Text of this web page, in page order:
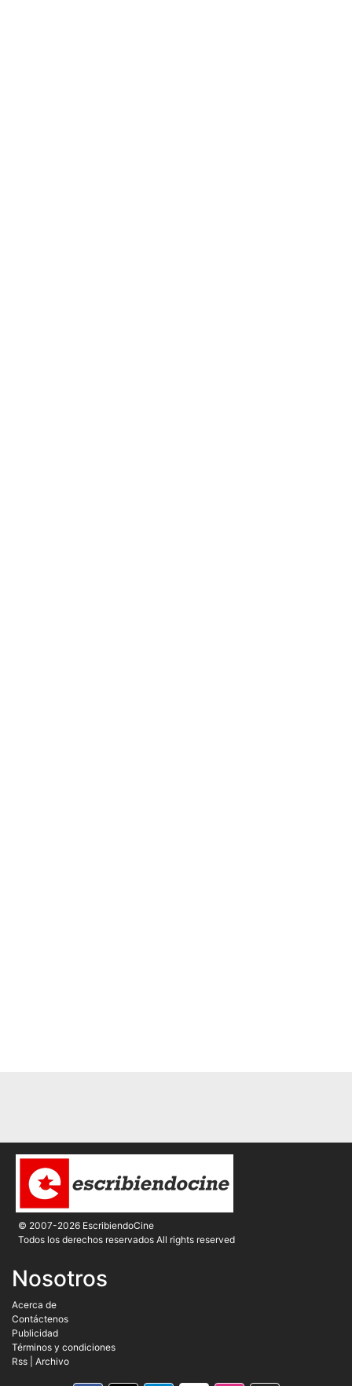
© 2007-2026 EscribiendoCine
Todos los derechos reservados All rights reserved
Nosotros
Acerca de
Contáctenos
Publicidad
Términos y condiciones
Rss
Archivo